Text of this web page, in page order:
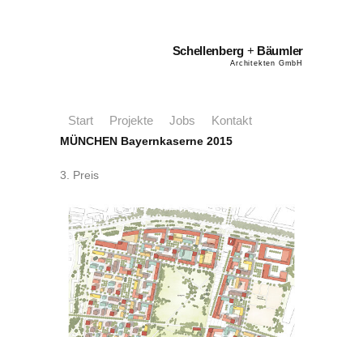
Schellenberg + Bäumler
Architekten GmbH
Start Projekte Jobs
Kontakt
MÜNCHEN Bayernkaserne 2015
3. Preis